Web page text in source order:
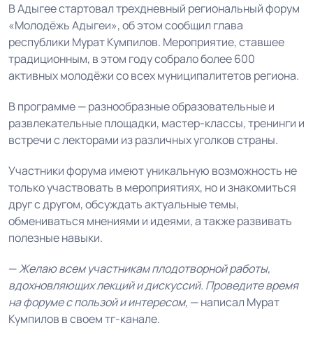
В Адыгее стартовал трехдневный региональный форум
«Молодёжь Адыгеи», об этом сообщил глава
республики Мурат Кумпилов. Мероприятие, ставшее
традиционным, в этом году собрало более 600
активных молодёжи со всех муниципалитетов региона.
В программе — разнообразные образовательные и
развлекательные площадки, мастер-классы, тренинги и
встречи с лекторами из различных уголков страны.
Участники форума имеют уникальную возможность не
только участвовать в мероприятиях, но и знакомиться
друг с другом, обсуждать актуальные темы,
обмениваться мнениями и идеями, а также развивать
полезные навыки.
—Желаю всем участникам плодотворной работы,
вдохновляющих лекций и дискуссий. Проведите время
на форуме с пользой и интересом, — написал Мурат
Кумпилов в своем тг-канале.